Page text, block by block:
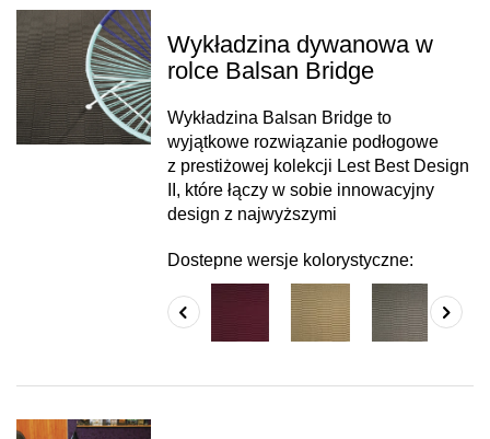
Wykładzina dywanowa w
rolce Balsan Bridge
Wykładzina Balsan Bridge to
wyjątkowe rozwiązanie podłogowe
z prestiżowej kolekcji Lest Best Design
II, które łączy w sobie innowacyjny
design z najwyższymi
Dostepne wersje kolorystyczne: